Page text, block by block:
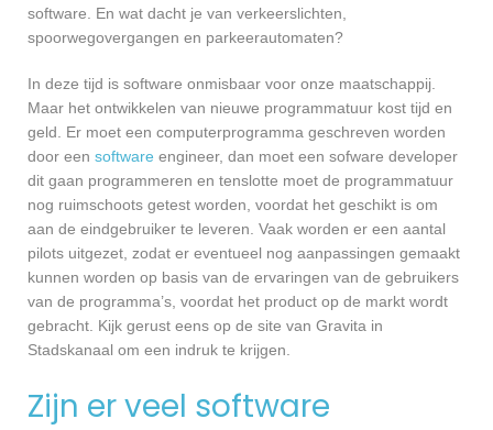
software. En wat dacht je van verkeerslichten,
spoorwegovergangen en parkeerautomaten?
In deze tijd is software onmisbaar voor onze maatschappij.
Maar het ontwikkelen van nieuwe programmatuur kost tijd en
geld. Er moet een computerprogramma geschreven worden
door een software engineer, dan moet een sofware developer
dit gaan programmeren en tenslotte moet de programmatuur
nog ruimschoots getest worden, voordat het geschikt is om
aan de eindgebruiker te leveren. Vaak worden er een aantal
pilots uitgezet, zodat er eventueel nog aanpassingen gemaakt
kunnen worden op basis van de ervaringen van de gebruikers
van de programma’s, voordat het product op de markt wordt
gebracht. Kijk gerust eens op de site van Gravita in
Stadskanaal om een indruk te krijgen.
Zijn er veel software